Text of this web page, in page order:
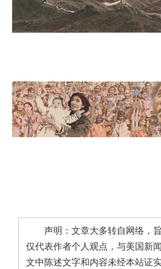
声明：文章大多转自网络，旨
仅代表作者个人观点，与美国新
文中陈述文字和内容未经本站证